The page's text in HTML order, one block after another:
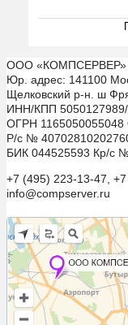
ООО «КОМПСЕРВЕР»
Юр. адрес: 141100
Щелковский р-н. ш
ИНН/КПП 5050127989/
ОГРН
Р/с №
БИК 044525593 Кр/с
+7 (495) 223-13-47,
info@compserver.ru